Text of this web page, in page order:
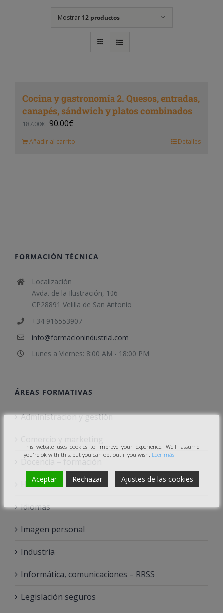
Mostrar 12 productos
Cocina y gastronomía 2. Quesos, entradas,
canapés, sándwich y platos combinados
187.00€ 90.00€
Añadir al carrito Detalles
FORMACIÓN TÉCNICA
Localización
Avda. de la Ilustración, 106
CP28891 Velilla de San Antonio
+34 916553907
info@formacionindustrial.com
Lunes a Viernes: 8:00 AM - 18:00 PM
ÁREAS FORMATIVAS
Administracion y gestión
Docencia – formación
Hostelería
Idiomas
Imagen personal
Industria
Informática, comunicaciones – RRSS
Legislación seguros
This website uses cookies to improve your experience. We'll assume
you're ok with this, but you can opt-out if you wish. Leer más
Aceptar Rechazar Ajustes de las cookies